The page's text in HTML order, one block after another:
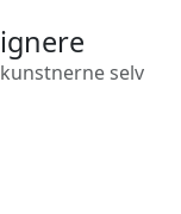
selv